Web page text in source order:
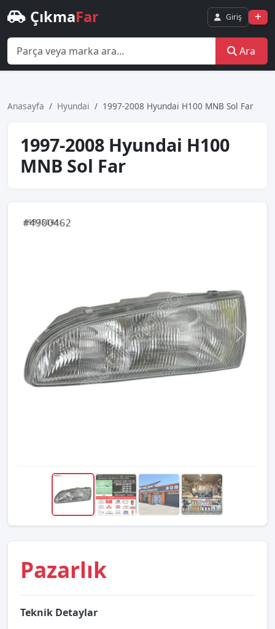
ÇıkmaFar Giriş
Ara
Anasayfa Hyundai 1997-2008 Hyundai H100 MNB Sol Far
1997-2008 Hyundai H100
MNB Sol Far
Pazarlık
Teknik Detaylar